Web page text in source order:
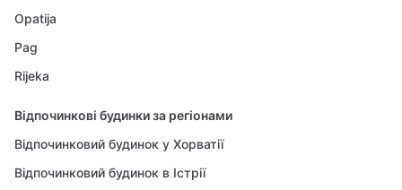
Opatija
Pag
Rijeka
Відпочинкові будинки за регіонами
Відпочинковий будинок у Хорватії
Відпочинковий будинок в Істрії